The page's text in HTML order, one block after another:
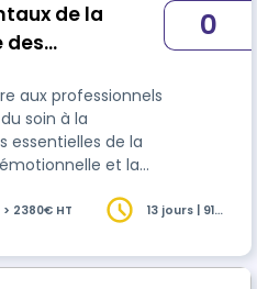
de la
des
la personne
aux professionnels
soin à la
essentielles de la
émotionnelle et la
et/ou personnel) et
0
> 2380€ HT
13 jours | 91